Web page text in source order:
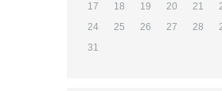
17
18 19 20 21
24
25 26 27 28
31